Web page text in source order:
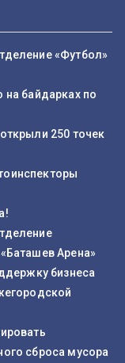
«Футбол»
на байдарках по
250 точек
Арена»
бизнеса
сброса мусора